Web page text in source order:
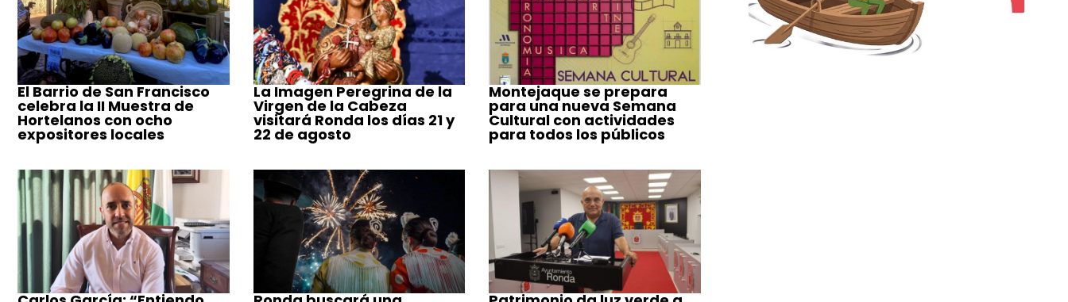
El Barrio de San Francisco
celebra la II Muestra de
Hortelanos con ocho
expositores locales
La Imagen Peregrina de la
Virgen de la Cabeza
visitará Ronda los días 21 y
22 de agosto
Montejaque se prepara
para una nueva Semana
Cultural con actividades
para todos los públicos